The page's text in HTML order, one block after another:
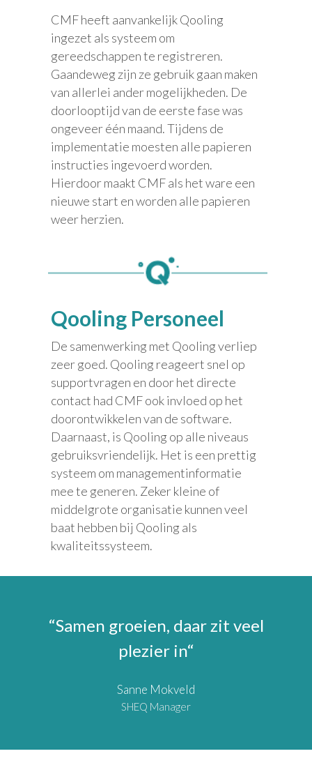
CMF heeft aanvankelijk Qooling
ingezet als systeem om
gereedschappen te registreren.
Gaandeweg zijn ze gebruik gaan maken
van allerlei ander mogelijkheden. De
doorlooptijd van de eerste fase was
ongeveer één maand. Tijdens de
implementatie moesten alle papieren
instructies ingevoerd worden.
Hierdoor maakt CMF als het ware een
nieuwe start en worden alle papieren
weer herzien.
Qooling Personeel
De samenwerking met Qooling verliep
zeer goed. Qooling reageert snel op
supportvragen en door het directe
contact had CMF ook invloed op het
doorontwikkelen van de software.
Daarnaast, is Qooling op alle niveaus
gebruiksvriendelijk. Het is een prettig
systeem om managementinformatie
mee te generen. Zeker kleine of
middelgrote organisatie kunnen veel
baat hebben bij Qooling als
kwaliteitssysteem.
“Samen groeien, daar zit veel
plezier in“
Sanne Mokveld
SHEQ Manager